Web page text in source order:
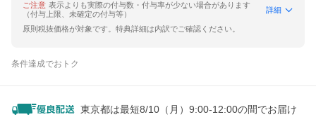
ご注意 表示よりも実際の付与数・付与率が少ない場合があります
（付与上限、未確定の付与等）
詳細
原則税抜価格が対象です。特典詳細は内訳でご確認ください。
条件達成でおトク
東京都は最短8/10（月）9:00-12:00の間でお届け